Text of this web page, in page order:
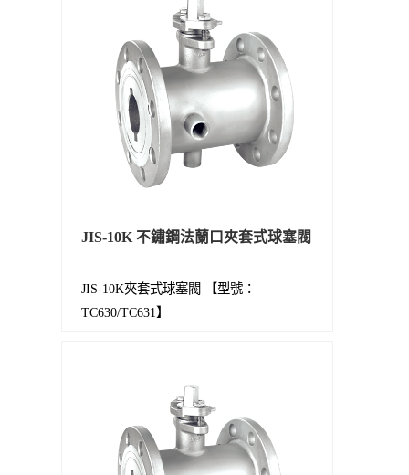
JIS-10K 不鏽鋼法蘭口夾套式球塞閥
JIS-10K夾套式球塞閥 【型號：
TC630/TC631】